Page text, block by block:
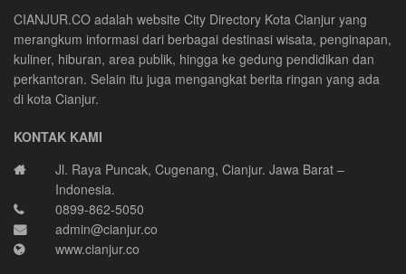
CIANJUR.CO adalah website City Directory Kota Cianjur yang
merangkum informasi dari berbagai destinasi wisata, penginapan,
kuliner, hiburan, area publik, hingga ke gedung pendidikan dan
perkantoran. Selain itu juga mengangkat berita ringan yang ada
di kota Cianjur.
KONTAK KAMI
Jl. Raya Puncak, Cugenang, Cianjur. Jawa Barat –
Indonesia.
0899-862-5050
admin@cianjur.co
www.cianjur.co